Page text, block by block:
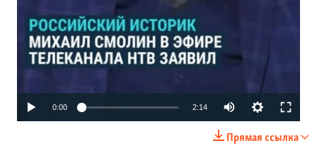
0:00 2:14
Прямая ссылка